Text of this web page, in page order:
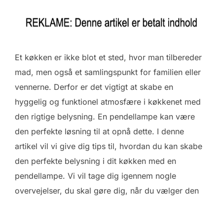
Et køkken er ikke blot et sted, hvor man tilbereder
mad, men også et samlingspunkt for familien eller
vennerne. Derfor er det vigtigt at skabe en
hyggelig og funktionel atmosfære i køkkenet med
den rigtige belysning. En pendellampe kan være
den perfekte løsning til at opnå dette. I denne
artikel vil vi give dig tips til, hvordan du kan skabe
den perfekte belysning i dit køkken med en
pendellampe. Vi vil tage dig igennem nogle
overvejelser, du skal gøre dig, når du vælger den